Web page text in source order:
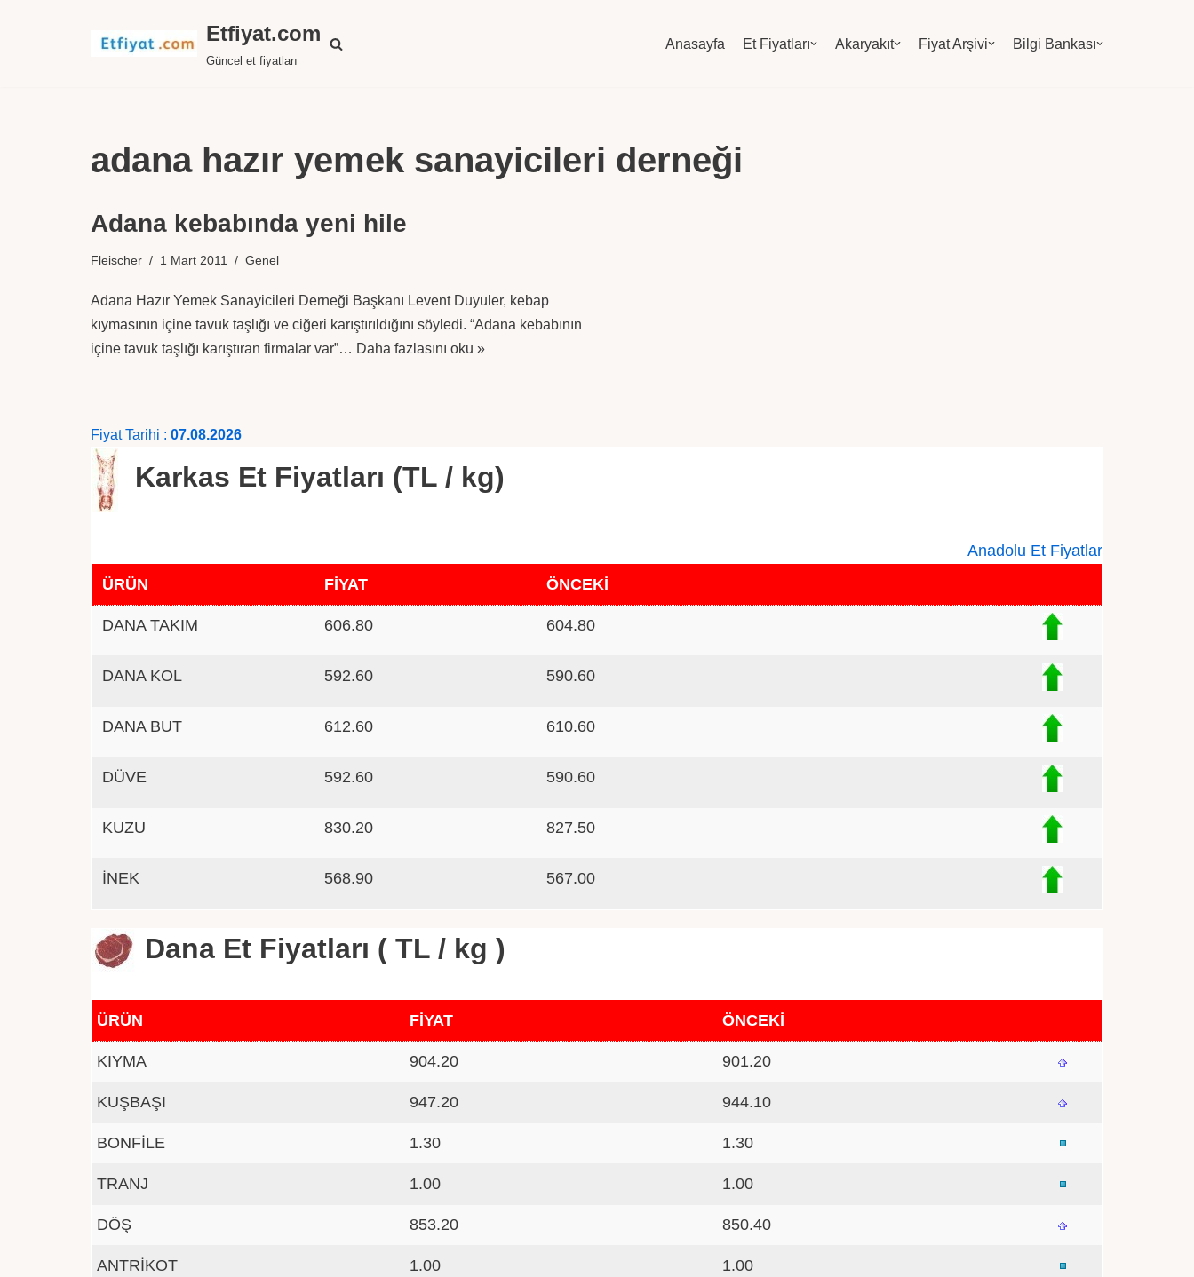
Etfiyat.com
Güncel et fiyatları
Anasayfa Et Fiyatları Akaryakıt Fiyat Arşivi Bilgi Bankası
adana hazır yemek sanayicileri derneği
Adana kebabında yeni hile
Fleischer 1 Mart 2011 Genel
Adana Hazır Yemek Sanayicileri Derneği Başkanı Levent Duyuler, kebap
kıymasının içine tavuk taşlığı ve ciğeri karıştırıldığını söyledi. “Adana kebabının
içine tavuk taşlığı karıştıran firmalar var”… Daha fazlasını oku »
Fiyat Tarihi : 07.08.2026
Karkas Et Fiyatları (TL / kg)
Anadolu Et Fiyatlar
ÜRÜN
FİYAT ÖNCEKİ
DANA TAKIM 606.80 604.80
DANA KOL 592.60 590.60
DANA BUT 612.60 610.60
DÜVE 592.60 590.60
KUZU 830.20 827.50
İNEK 568.90 567.00
Dana Et Fiyatları ( TL / kg )
ÜRÜN FİYAT ÖNCEKİ
KIYMA 904.20 901.20
KUŞBAŞI 947.20 944.10
BONFİLE 1.30 1.30
TRANJ 1.00 1.00
DÖŞ 853.20 850.40
ANTRİKOT 1.00 1.00